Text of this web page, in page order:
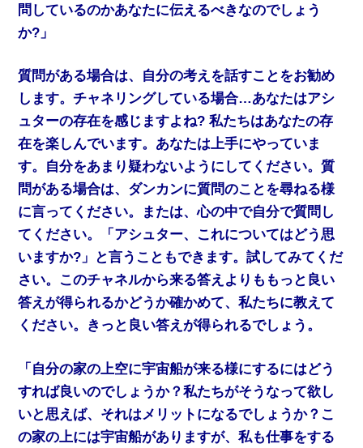
問しているのかあなたに伝えるべきなのでしょう
か?」
質問がある場合は、自分の考えを話すことをお勧め
します。チャネリングしている場合…あなたはアシ
ュターの存在を感じますよね? 私たちはあなたの存
在を楽しんでいます。あなたは上手にやっていま
す。自分をあまり疑わないようにしてください。質
問がある場合は、ダンカンに質問のことを尋ねる様
に言ってください。または、心の中で自分で質問し
てください。「アシュター、これについてはどう思
いますか?」と言うこともできます。試してみてくだ
さい。このチャネルから来る答えよりももっと良い
答えが得られるかどうか確かめて、私たちに教えて
ください。きっと良い答えが得られるでしょう。
「自分の家の上空に宇宙船が来る様にするにはどう
すれば良いのでしょうか？私たちがそうなって欲し
いと思えば、それはメリットになるでしょうか？こ
の家の上には宇宙船がありますが、私も仕事をする